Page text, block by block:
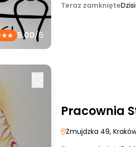
5.00/5
Teraz zamknięte
Pracownia
Żmujdzka 49,